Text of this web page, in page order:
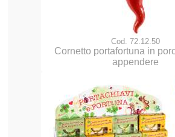
Cod. 72.12.50
Cornetto portafortuna in
appendere